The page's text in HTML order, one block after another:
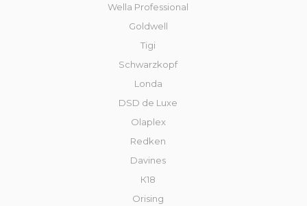
Wella Professional
Goldwell
Tigi
Schwarzkopf
Londa
DSD de Luxe
Olaplex
Redken
Davines
К18
Orising